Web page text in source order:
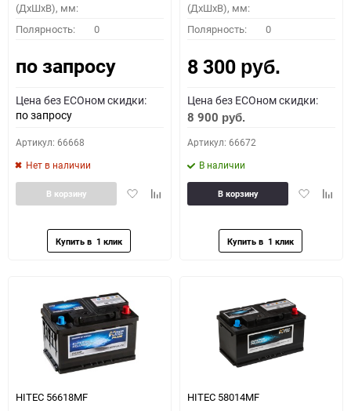
(ДхШхВ), мм:
Полярность: 0
по запросу
Цена без ECOном скидки:
по запросу
Артикул: 66668
Нет в наличии
ДобавитьДобавить
В корзину
(ДхШхВ), мм:
Полярность: 0
8 300 руб.
Цена без ECOном скидки:
8 900 руб.
Артикул: 66672
В наличии
Добавить
В корзину
HITEC 56618MF HITEC 58014MF